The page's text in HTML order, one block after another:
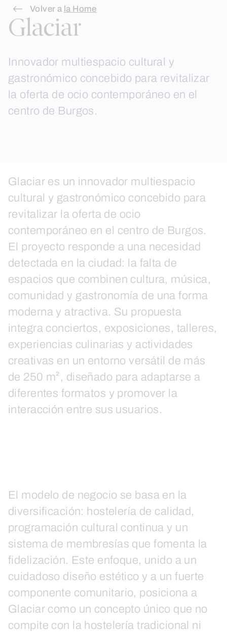
Skip
content
Volver a la Home
Glaciar
Innovador multiespacio cultural y
gastronómico concebido para revitalizar
la oferta de ocio contemporáneo en el
centro de Burgos.
Glaciar es un innovador multiespacio
cultural y gastronómico concebido para
revitalizar la oferta de ocio
contemporáneo en el centro de Burgos.
El proyecto responde a una necesidad
detectada en la ciudad: la falta de
espacios que combinen cultura, música,
comunidad y gastronomía de una forma
moderna y atractiva. Su propuesta
integra conciertos, exposiciones, talleres,
experiencias culinarias y actividades
creativas en un entorno versátil de más
de 250 m², diseñado para adaptarse a
diferentes formatos y promover la
interacción entre sus usuarios.
El modelo de negocio se basa en la
diversificación: hostelería de calidad,
programación cultural continua y un
sistema de membresías que fomenta la
fidelización. Este enfoque, unido a un
cuidadoso diseño estético y a un fuerte
componente comunitario, posiciona a
Glaciar como un concepto único que no
compite con la hostelería tradicional ni